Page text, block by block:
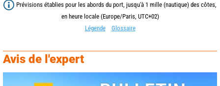
Prévisions établies pour les abords du port, jusqu'à 1 mille (nautique) des côtes,
en heure locale (Europe/Paris, UTC+02)
Légende
Glossaire
Avis de l'expert